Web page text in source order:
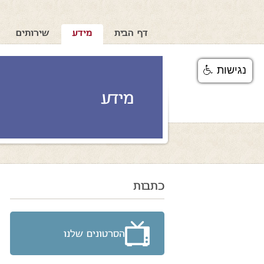
דף הבית מידע שירותים
מידע
כתבות
הסרטונים שלנו
נגישות